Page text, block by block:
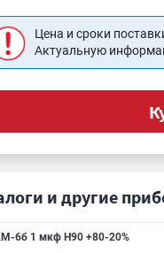
Цена и сроки
Актуальную
и другие
6б 1 мкф Н90 +80-20%